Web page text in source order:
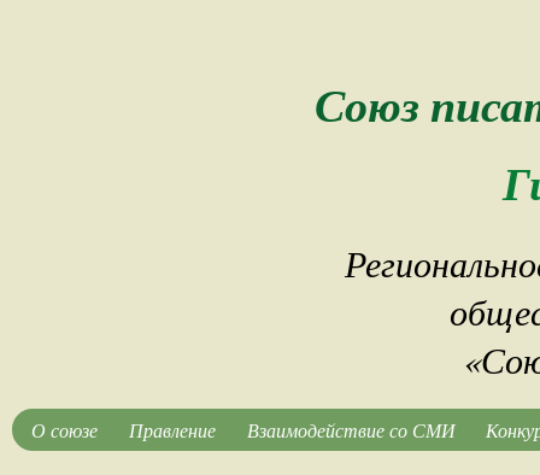
Союз
О союзе Правление Взаимодействие со СМИ